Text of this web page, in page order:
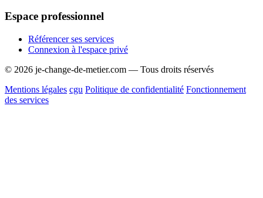
Espace professionnel
Référencer ses services
Connexion à l'espace privé
© 2026 je-change-de-metier.com — Tous droits réservés
Mentions légales cgu Politique de confidentialité Fonctionnement
des services